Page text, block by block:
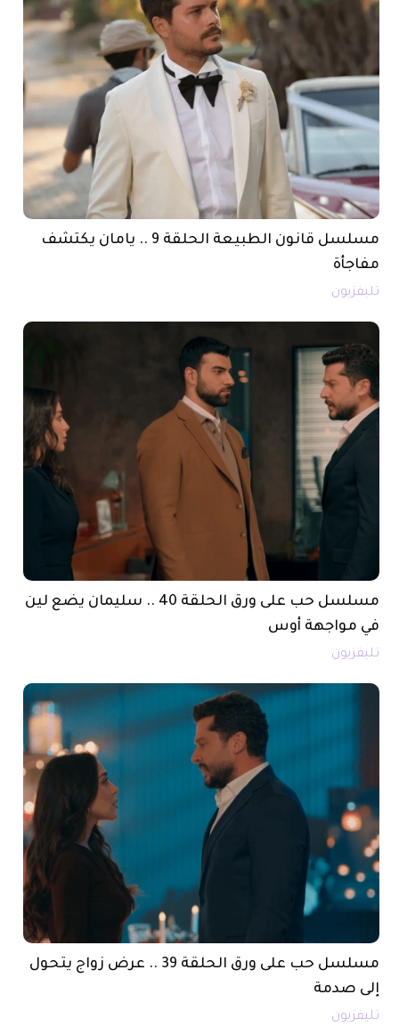
مسلسل قانون الطبيعة الحلقة 9 .. يامان يكتشف
مفاجأة
تليفزيون
مسلسل حب على ورق الحلقة 40 .. سليمان يضع لين
في مواجهة أوس
تليفزيون
مسلسل حب على ورق الحلقة 39 .. عرض زواج يتحول
إلى صدمة
تليفزيون